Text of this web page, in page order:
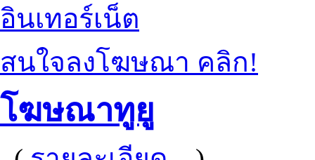
อินเทอร์เน็ต
สนใจลงโฆษณา คลิก!
โฆษณาทูยู